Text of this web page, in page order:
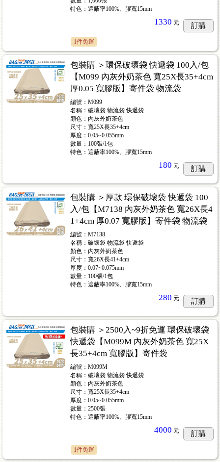
特色：遮蔽率100%、膠寬15mm
1330 元 訂購
1件免運
包裝購 ＞環保破壞袋 快遞袋 100入/包
【M099 內灰外奶茶色 寬25X長35+4cm
厚0.05 寬膠版】寄件袋 物流袋
編號：M099
名稱：破壞袋 物流袋 快遞袋
顏色：內灰外奶茶色
尺寸：寬25X長35+4cm
厚度：0.05~0.055mm
數量：100張/1包
特色：遮蔽率100%、膠寬15mm
180 元 訂購
包裝購 ＞厚款 環保破壞袋 快遞袋 100
入/包【M7138 內灰外奶茶色 寬26X長4
1+4cm 厚0.07 寬膠版】寄件袋 物流袋
編號：M7138
名稱：破壞袋 物流袋 快遞袋
顏色：內灰外奶茶色
尺寸：寬26X長41+4cm
厚度：0.07~0.075mm
數量：100張/1包
特色：遮蔽率100%、膠寬15mm
280 元 訂購
包裝購 ＞2500入~9折免運 環保破壞袋
快遞袋【M099M 內灰外奶茶色 寬25X
長35+4cm 寬膠版】寄件袋
編號：M099M
名稱：破壞袋 物流袋 快遞袋
顏色：內灰外奶茶色
尺寸：寬25X長35+4cm
厚度：0.05~0.055mm
數量：2500張
特色：遮蔽率100%、膠寬15mm
4000 元 訂購
1件免運